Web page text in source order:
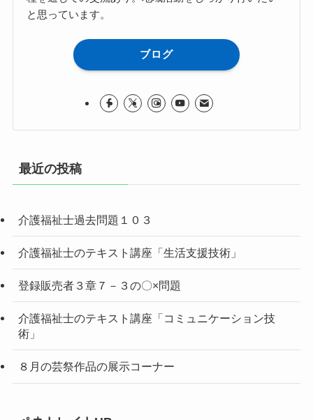
と思っています。
ブログ
最近の投稿
介護福祉士過去問題１０３
介護福祉士のテキスト講座「生活支援技術」
登録販売者３章７－３の〇×問題
介護福祉士のテキスト講座「コミュニケーション技
術」
８月の芸祭作品の展示コーナー